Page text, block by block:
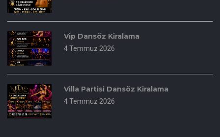
Vip Dansöz Kiralama
4 Temmuz 2026
Villa Partisi Dansöz Kiralama
4 Temmuz 2026